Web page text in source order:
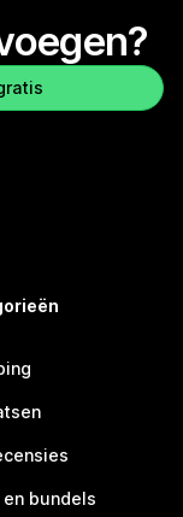
bundels